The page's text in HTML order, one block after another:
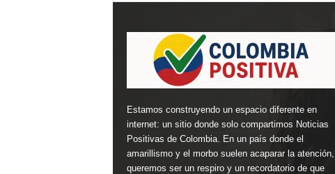
Estamos construyendo un espacio diferente en
internet: un sitio donde solo compartimos Noticias
Positivas de Colombia. En un país donde el
amarillismo y el morbo suelen acaparar la atención,
queremos ser un respiro y un recordatorio de que